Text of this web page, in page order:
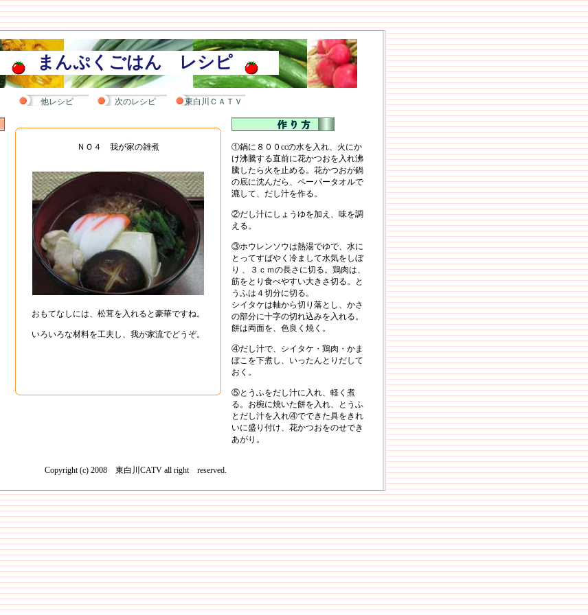
まんぷくごはん レシピ
他レシピ 次のレシピ 東白川ＣＡＴＶ
ＮＯ４ 我が家の雑煮
おもてなしには、松茸を入れると豪華ですね。
いろいろな材料を工夫し、我が家流でどうぞ。
①鍋に８００ccの水を入れ、火にか
け沸騰する直前に花かつおを入れ沸
騰したら火を止める。花かつおが鍋
の底に沈んだら、ペーパータオルで
漉して、だし汁を作る。
②だし汁にしょうゆを加え、味を調
える。
③ホウレンソウは熱湯でゆで、水に
とってすばやく冷まして水気をしぼ
り 、３ｃｍの長さに切る。鶏肉は、
筋をとり食べやすい大きさ切る。と
うふは４切分に切る。
シイタケは軸から切り落とし、かさ
の部分に十字の切れ込みを入れる。
餅は両面を、色良く焼く。
④だし汁で、シイタケ・鶏肉・かま
ぼこを下煮し、いったんとりだして
おく。
⑤とうふをだし汁に入れ、軽く煮
る。お椀に焼いた餅を入れ、とうふ
とだし汁を入れ④でできた具をきれ
いに盛り付け、花かつおをのせでき
あがり。
Copyright (c) 2008 東白川CATV all right reserved.